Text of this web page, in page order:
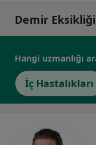
Demir
Hangi uzmanlığı
İç Hastalıkları